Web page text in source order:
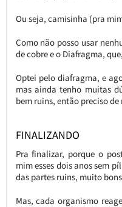
Ou seja, camisinha (pra
Como não posso usar
de cobre e o Diafragma,
Optei pelo diafragma, e
mas ainda tenho muitas
bem ruins, então preciso
FINALIZANDO
Pra finalizar, porque o
mim esses dois anos sem
das partes ruins, muito
Mas, cada organismo